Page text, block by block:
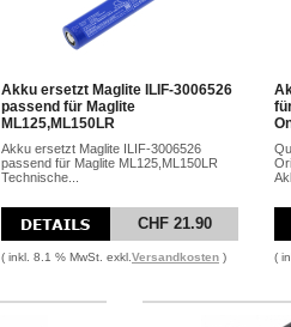
Akku ersetzt Maglite ILIF-3006526
passend für Maglite
ML125,ML150LR
Akku ersetzt Maglite ILIF-3006526
passend für Maglite ML125,ML150LR
Technische...
CHF 21.90
( inkl. 8.1 % MwSt. exkl. Versandkosten ) (